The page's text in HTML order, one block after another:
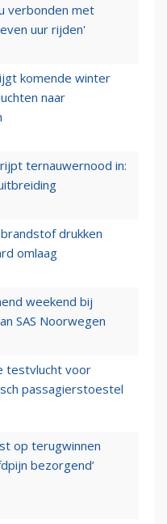
verbonden met
uur rijden'
komende winter
naar
ternauwernood in:
drukken
omlaag
weekend bij
SAS Noorwegen
testvlucht voor
passagierstoestel
op terugwinnen
bezorgend’